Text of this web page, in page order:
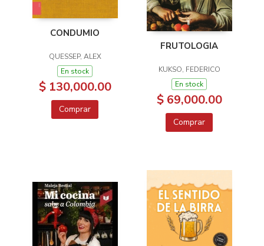
CONDUMIO
QUESSEP, ALEX
En stock
$ 130,000.00
Comprar
FRUTOLOGIA
KUKSO, FEDERICO
En stock
$ 69,000.00
Comprar